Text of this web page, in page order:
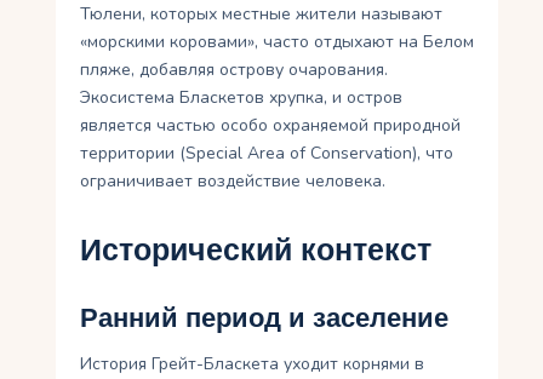
Тюлени, которых местные жители называют
«морскими коровами», часто отдыхают на Белом
пляже, добавляя острову очарования.
Экосистема Бласкетов хрупка, и остров
является частью особо охраняемой природной
территории (Special Area of Conservation), что
ограничивает воздействие человека.
Исторический контекст
Ранний период и заселение
История Грейт-Бласкета уходит корнями в